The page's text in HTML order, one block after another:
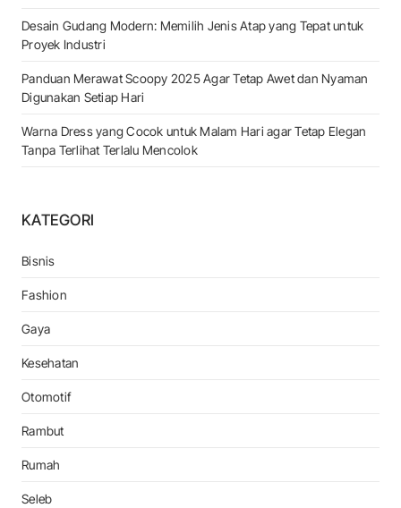
Desain Gudang Modern: Memilih Jenis Atap yang Tepat untuk
Proyek Industri
Panduan Merawat Scoopy 2025 Agar Tetap Awet dan Nyaman
Digunakan Setiap Hari
Warna Dress yang Cocok untuk Malam Hari agar Tetap Elegan
Tanpa Terlihat Terlalu Mencolok
KATEGORI
Bisnis
Fashion
Gaya
Kesehatan
Otomotif
Rambut
Rumah
Seleb